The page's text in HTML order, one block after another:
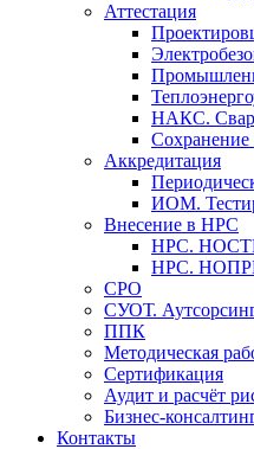
Аттестация
НАКС.
Сохранение
Аккредитация
ИОМ.
Внесение в НРС
НРС.
НРС.
СРО
СУОТ.
ППК
Методическая
Сертификация
Аудит и расчёт
Бизнес-
Контакты